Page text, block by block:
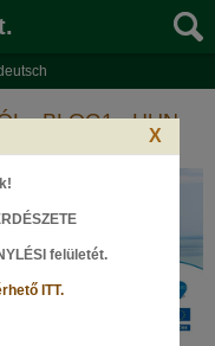
- BLOG1 - HUN
X
felületét.
ITT.